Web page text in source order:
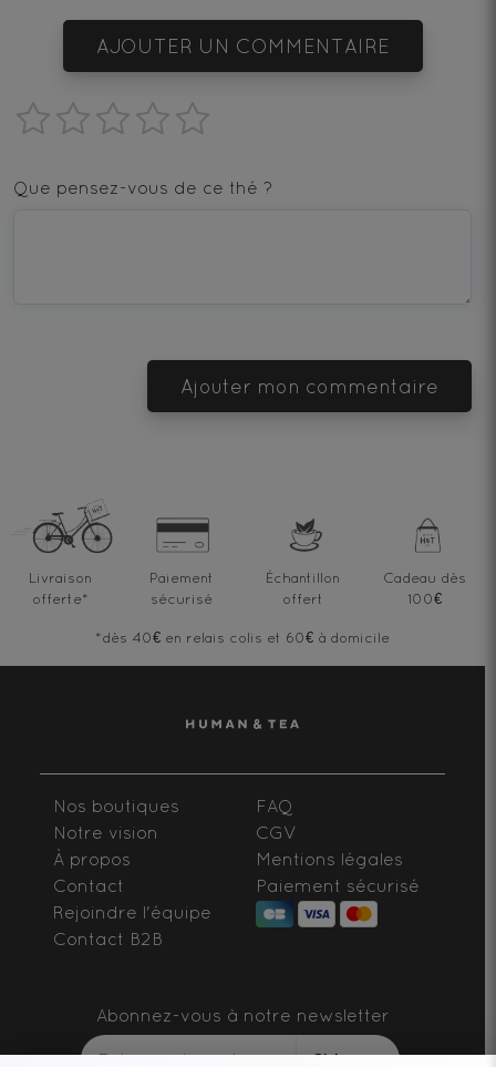
AJOUTER UN COMMENTAIRE
star
—
—
stars
Que pensez-vous de ce thé ?
Ajouter mon commentaire
Livraison
offerte*
Paiement
sécurisé
Échantillon
offert
Cadeau dès
100€
*dès 40€ en relais colis et 60€ à domicile
Nos boutiques
Notre vision
À propos
Contact
Rejoindre l'équipe
Contact B2B
FAQ
CGV
Mentions légales
Paiement sécurisé
Abonnez-vous à notre newsletter
S'abonner